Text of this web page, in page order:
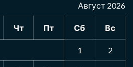
Август 2026
Чт Пт Сб Вс
1 2